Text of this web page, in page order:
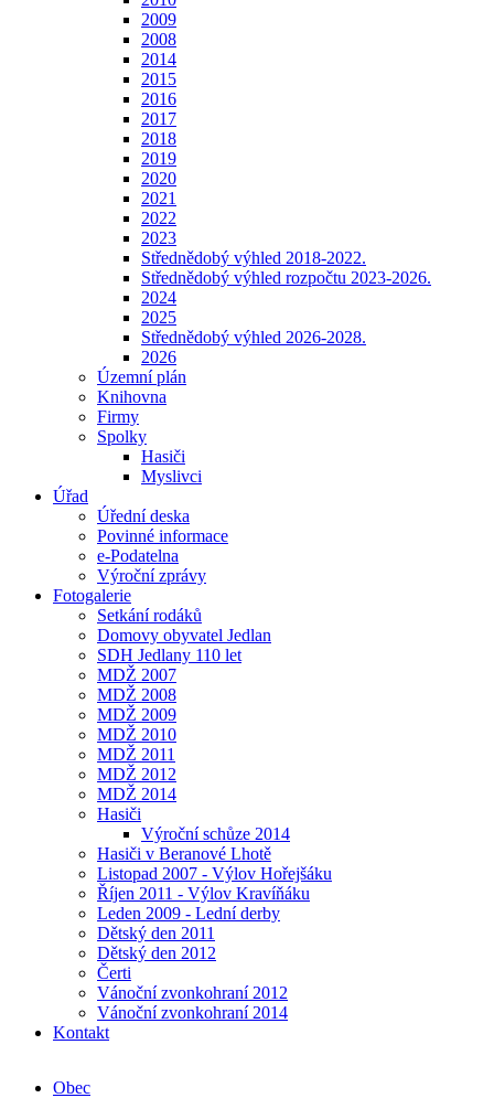
2009
2008
2014
2015
2016
2017
2018
2019
2020
2021
2022
2023
Střednědobý výhled 2018-2022.
Střednědobý výhled rozpočtu 2023-2026.
2024
2025
Střednědobý výhled 2026-2028.
2026
Územní plán
Knihovna
Firmy
Spolky
Hasiči
Myslivci
Úřad
Úřední deska
Povinné informace
e-Podatelna
Výroční zprávy
Fotogalerie
Setkání rodáků
Domovy obyvatel Jedlan
SDH Jedlany 110 let
MDŽ 2007
MDŽ 2008
MDŽ 2009
MDŽ 2010
MDŽ 2011
MDŽ 2012
MDŽ 2014
Hasiči
Výroční schůze 2014
Hasiči v Beranové Lhotě
Listopad 2007 - Výlov Hořejšáku
Říjen 2011 - Výlov Kravíňáku
Leden 2009 - Lední derby
Dětský den 2011
Dětský den 2012
Čerti
Vánoční zvonkohraní 2012
Vánoční zvonkohraní 2014
Kontakt
Obec